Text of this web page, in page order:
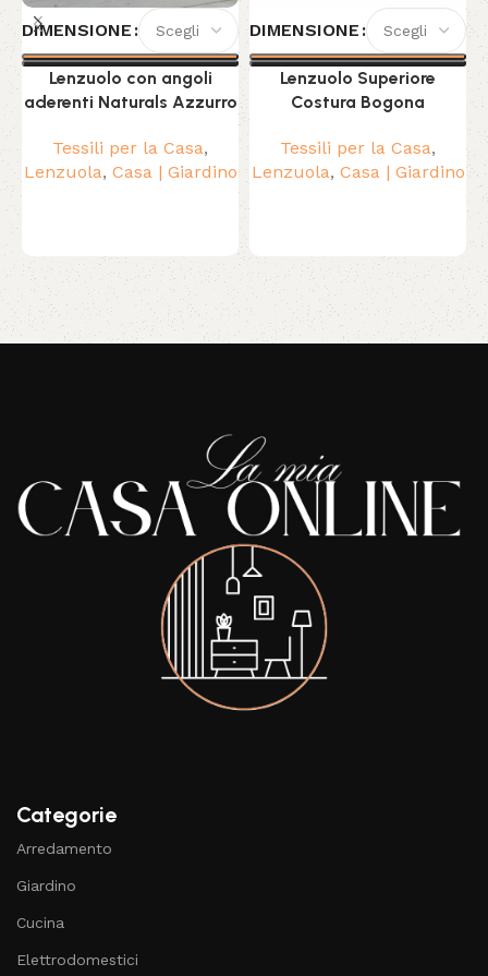
DIMENSIONE
Lenzuolo con angoli
aderenti Naturals Azzurro
Tessili per la Casa,
Lenzuola, Casa | Giardino
DIMENSIONE
Lenzuolo Superiore
Costura Bogona
Tessili per la Casa,
Lenzuola, Casa | Giardino
Read More
Categorie
Arredamento
Giardino
Cucina
Elettrodomestici